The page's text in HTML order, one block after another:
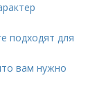
подходят для
вам нужно